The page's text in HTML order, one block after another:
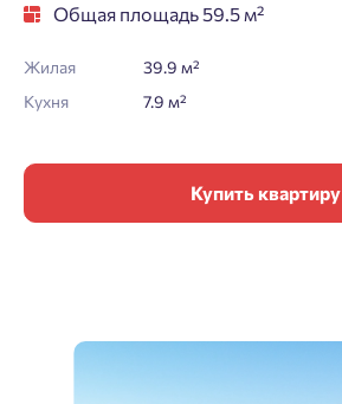
Общая площадь 59.5 м²
Жилая
39.9 м²
Кухня
7.9 м²
Купить квартиру